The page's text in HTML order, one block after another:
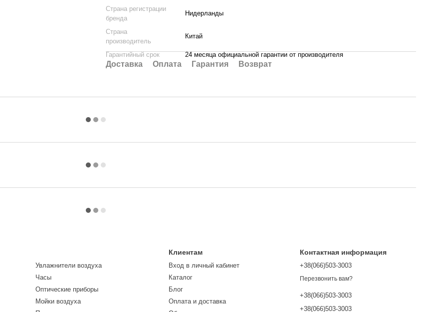
Страна регистрации
бренда
Нидерланды
Страна
производитель
Китай
Гарантийный срок 24 месяца официальной гарантии от производителя
Доставка Оплата Гарантия Возврат
Увлажнители воздуха
Часы
Оптические приборы
Мойки воздуха
Клиентам
Вход в личный кабинет
Каталог
Блог
Оплата и доставка
Контактная информация
+38(066)503-3003
Перезвонить вам?
+38(066)503-3003
+38(066)503-3003